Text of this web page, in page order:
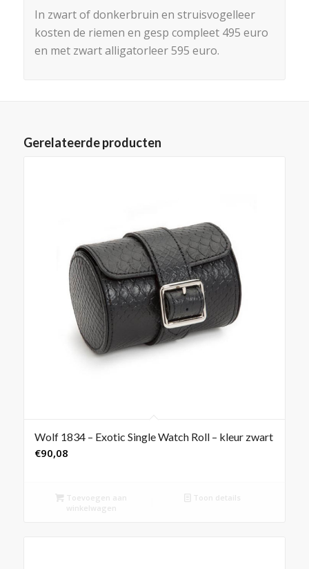
In zwart of donkerbruin en struisvogelleer
kosten de riemen en gesp compleet 495 euro
en met zwart alligatorleer 595 euro.
Gerelateerde producten
Wolf 1834 – Exotic Single Watch Roll – kleur zwart
€90,08
Toevoegen aan
winkelwagen
Toon details